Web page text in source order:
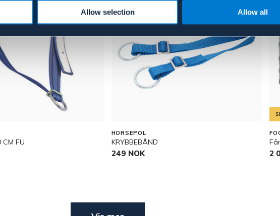
Allow selection Allow all
CM FU
HORSEPOL
KRYBBEBÅND
249 NOK 2